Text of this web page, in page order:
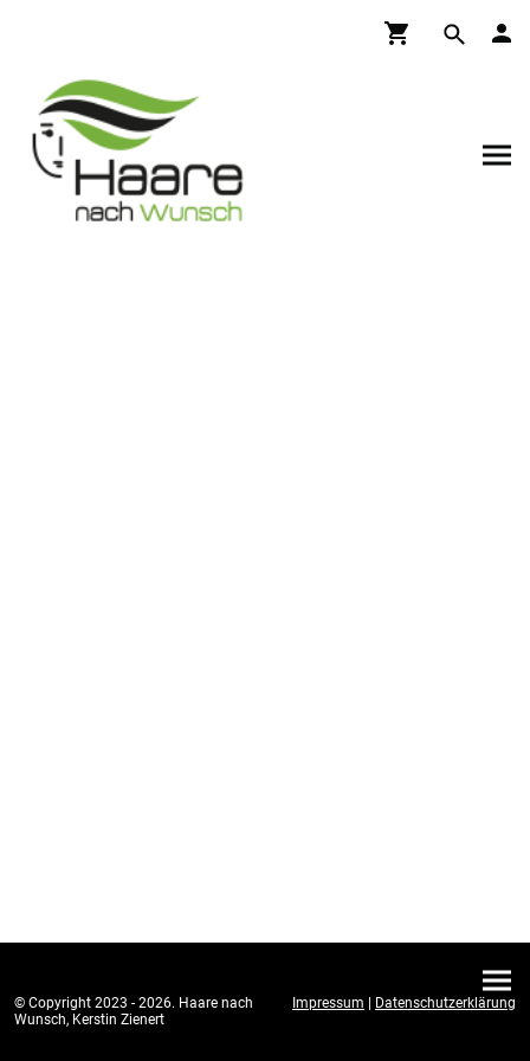
© Copyright 2023 - 2026. Haare nach
Wunsch, Kerstin Zienert
Impressum | Datenschutzerklärung